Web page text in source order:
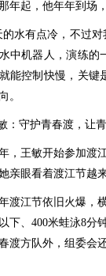
年起，他年年到场
的水有点冷，不过
中机器人，演练的
能控制快慢，关键
。
：守护青春渡，让
，王敏开始参加渡
亲眼看着渡江节越
渡江节依旧火爆，
下、400米蛙泳8分
渡方队外，组委会